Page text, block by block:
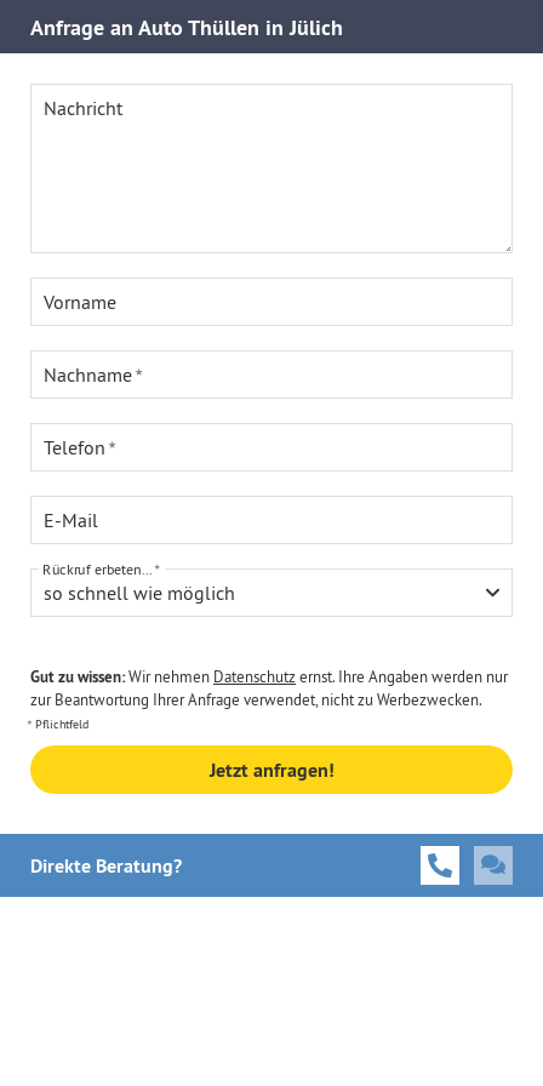
Anfrage an Auto Thüllen in Jülich
Nachricht
Vorname
Nachname
Telefon
E-Mail
so schnell wie möglich
Rückruf erbeten...
Gut zu wissen:Wir nehmen Datenschutzernst. Ihre Angaben werden nur
zur Beantwortung Ihrer Anfrage verwendet, nicht zu Werbezwecken.
Pflichtfeld
Jetzt anfragen!
Direkte Beratung?